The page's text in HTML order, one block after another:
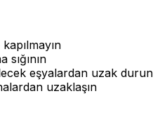
sığının
eşyalardan uzak durun
uzaklaşın